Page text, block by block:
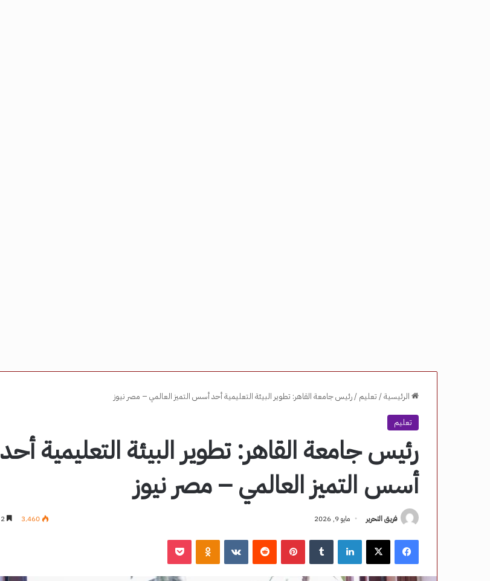
الرئيسية/ تعليم /رئيس جامعة القاهر: تطوير البيئة التعليمية أحد أسس التميز العالمي – مصر نيوز
تعليم
رئيس جامعة القاهر: تطوير البيئة التعليمية أحد
أسس التميز العالمي – مصر نيوز
فريق التحرير مايو 9, 2026 3٬460
فيسبوك ‫X لينكدإن بينتيريست ‏VKontakte